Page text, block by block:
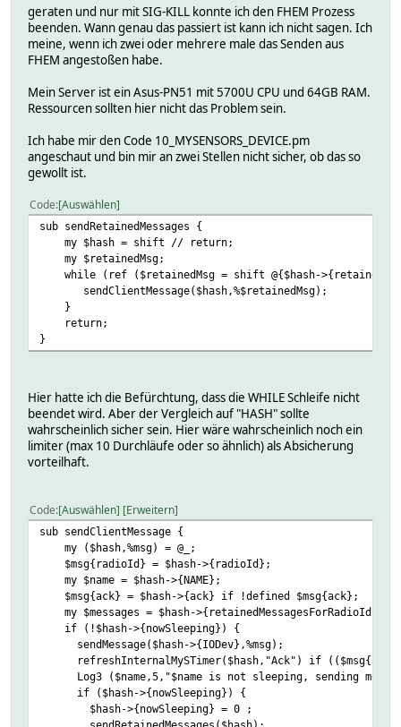
geraten und nur mit SIG-KILL konnte ich den FHEM Prozess
beenden. Wann genau das passiert ist kann ich nicht sagen. Ich
meine, wenn ich zwei oder mehrere male das Senden aus
FHEM angestoßen habe.
Mein Server ist ein Asus-PN51 mit 5700U CPU und 64GB RAM.
Ressourcen sollten hier nicht das Problem sein.
Ich habe mir den Code 10_MYSENSORS_DEVICE.pm
angeschaut und bin mir an zwei Stellen nicht sicher, ob das so
gewollt ist.
Code Auswählen
sub sendRetainedMessages {
my $hash = shift // return;
my $retainedMsg;
while (ref ($retainedMsg = shift @{$hash-
sendClientMessage($hash,%$retainedMsg);
}
return;
}
Hier hatte ich die Befürchtung, dass die WHILE Schleife nicht
beendet wird. Aber der Vergleich auf "HASH" sollte
wahrscheinlich sicher sein. Hier wäre wahrscheinlich noch ein
limiter (max 10 Durchläufe oder so ähnlich) als Absicherung
vorteilhaft.
Code Auswählen Erweitern
sub sendClientMessage {
my ($hash,%msg) = @_;
$msg{radioId} = $hash->{radioId};
my $name = $hash->{NAME};
$msg{ack} = $hash->{ack} if !defined $msg{ack};
my $messages = $hash->{retainedMessagesForRadioId}-
if (!$hash->{nowSleeping}) {
sendMessage($hash->{IODev},%msg);
refreshInternalMySTimer($hash,"Ack") if (($msg{ack}
Log3 ($name,5,"$name is not sleeping, sending
if ($hash->{nowSleeping}) {
$hash->{nowSleeping} = 0 ;